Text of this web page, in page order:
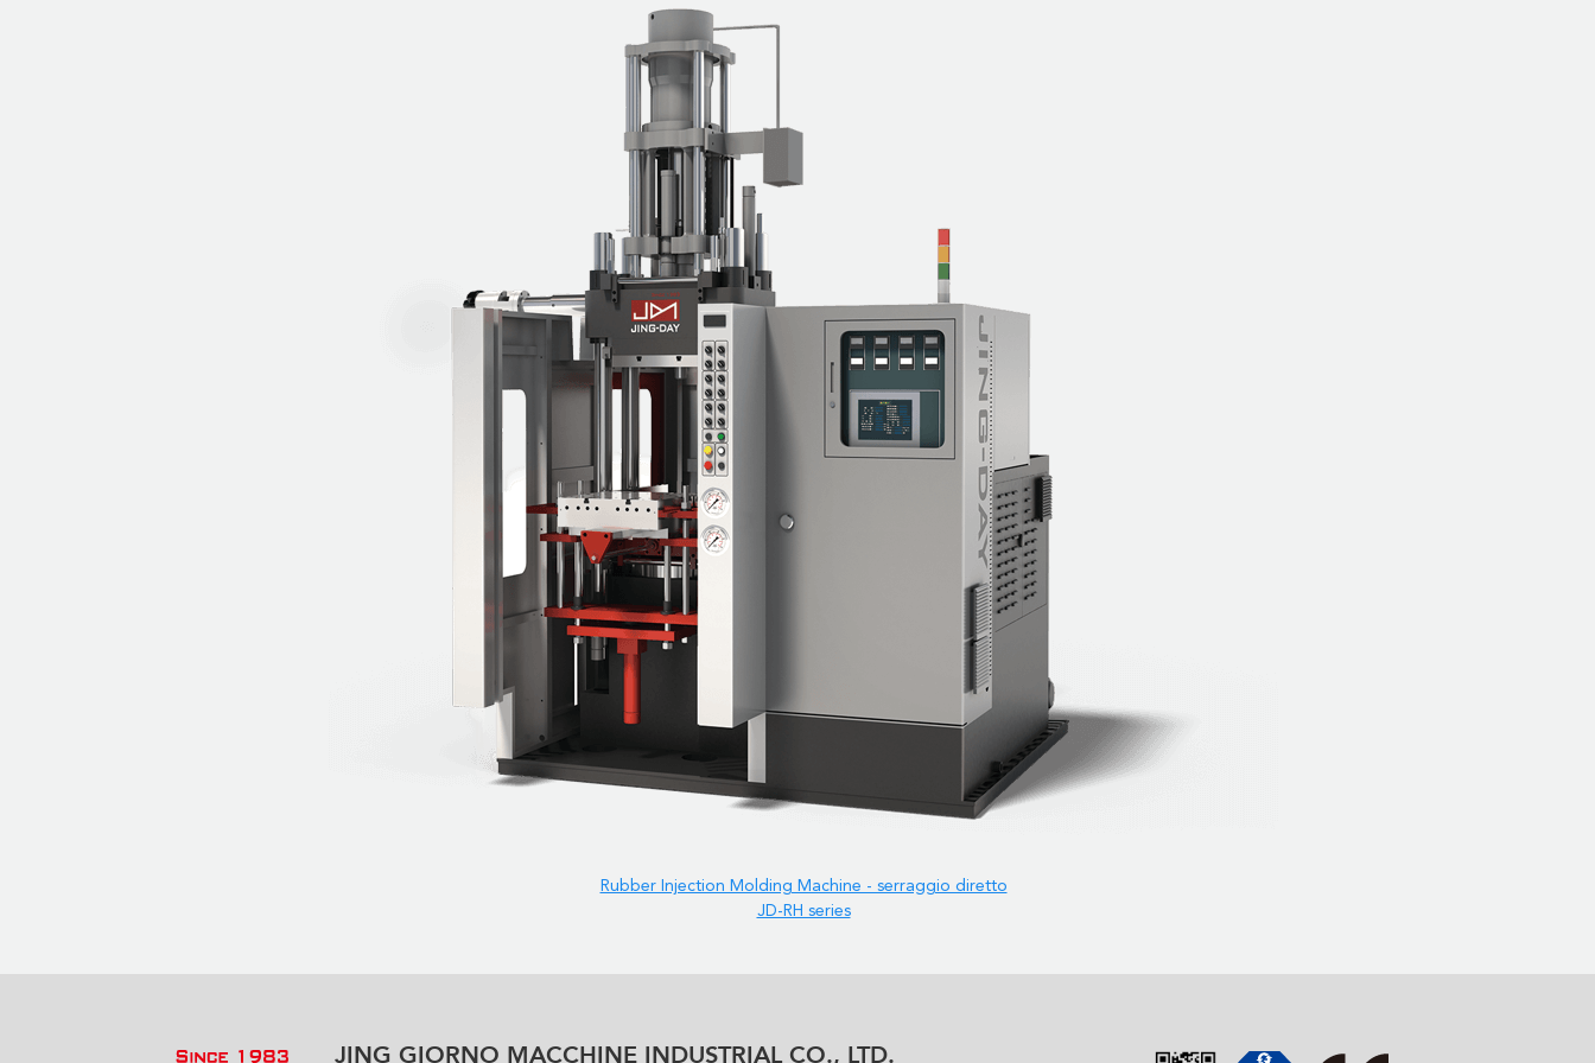
Rubber Injection Molding Machine - serraggio diretto
JD-RH series
JING GIORNO MACCHINE INDUSTRIAL CO., LTD.